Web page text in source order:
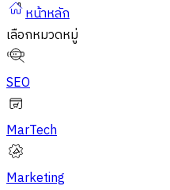
หน้าหลัก
เลือกหมวดหมู่
SEO
MarTech
Marketing